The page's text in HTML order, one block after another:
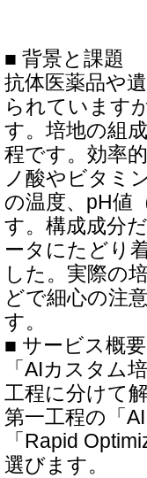
■ 背景と課題
抗体医薬品や
られています
す。培地の組
程です。効率
ノ酸やビタミ
の温度、pH値
す。構成成分
ータにたどり
した。実際の
どで細心の注
す。
■ サービス概要
「AIカスタム
工程に分けて
第一工程の「
「Rapid
選びます。